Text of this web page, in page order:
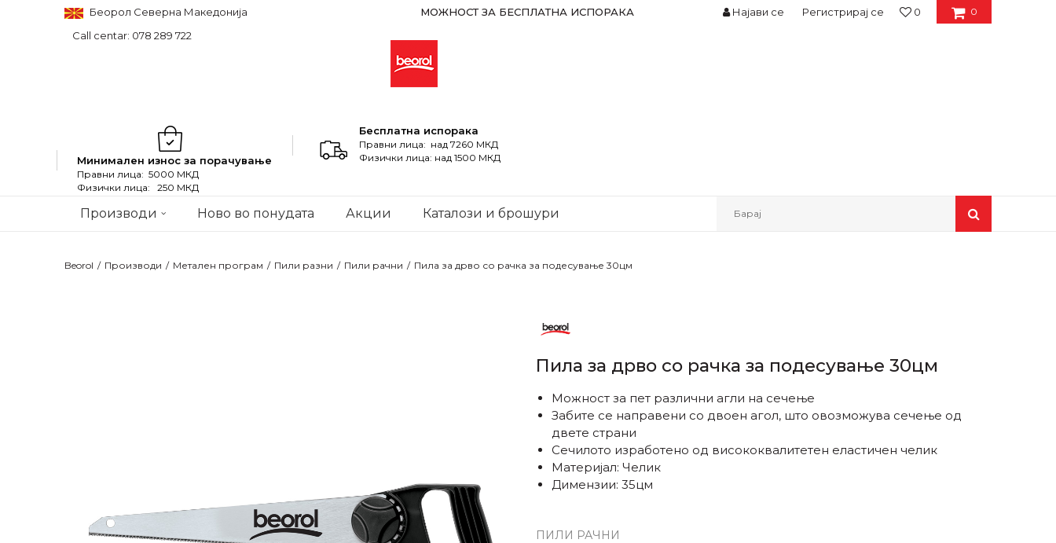
Беорол Северна Македонија
Call centar: 078 289 722
МОЖНОСТ ЗА БЕСПЛАТНА ИСПОРАКА 0
0
Најави се Регистрирај се
Минимален износ за порачување
Правни лица: 5000 МКД
Физички лица: 250 МКД
Бесплатна испорака
Правни лица: над 7260 МКД
Физички лица: над 1500 МКД
Производи Ново во понудата Акции Каталози и брошури Барај
Beorol Производи Метален програм Пили разни Пили рачни Пила за дрво со рачка за подесување 30цм
Пила за дрво со рачка за подесување 30цм
ПИЛИ РАЧНИ
Можност за пет различни агли на сечење
Забите се направени со двоен агол, што овозможува сечење од
двете страни
Сечилото изработено од висококвалитетен еластичен челик
Материјал: Челик
Димензии: 35цм